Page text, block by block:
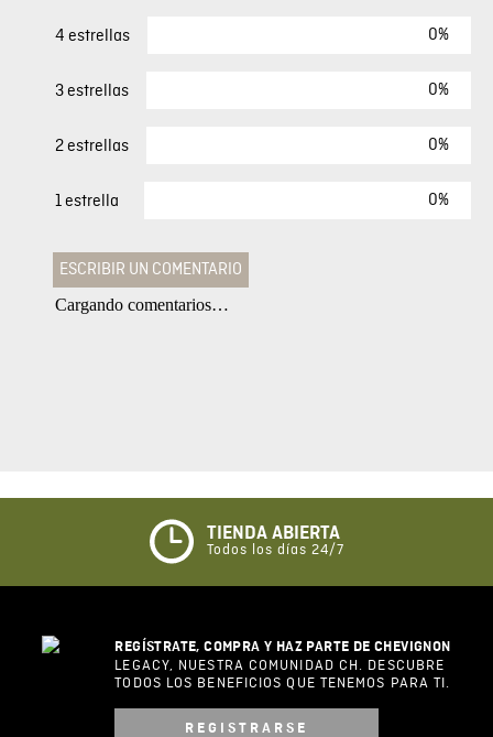
4 estrellas 0%
3 estrellas 0%
2 estrellas 0%
1 estrella 0%
ESCRIBIR UN COMENTARIO
Califique el producto de 1 a 5 estrellas
★☆ ☆
Su nombre
Correo electrónico
Cargando comentarios…
TIENDA ABIERTA
Todos los días 24/7
REGÍSTRATE, COMPRA Y HAZ PARTE DE CHEVIGNON
LEGACY, NUESTRA COMUNIDAD CH. DESCUBRE
TODOS LOS BENEFICIOS QUE TENEMOS PARA TI.
REGISTRARSE